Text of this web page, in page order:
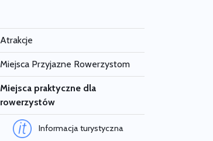
Atrakcje
Miejsca Przyjazne Rowerzystom
Miejsca praktyczne dla
rowerzystów
Informacja turystyczna